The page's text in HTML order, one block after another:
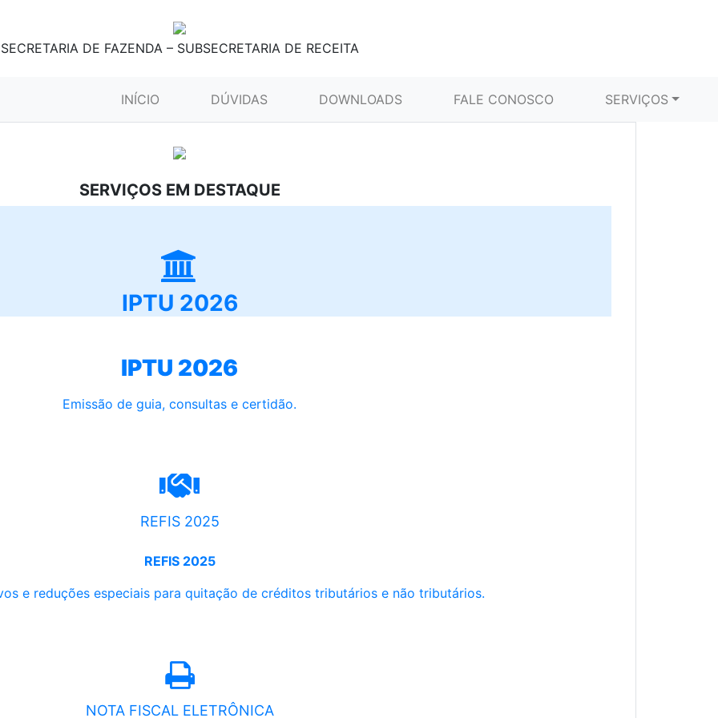
SECRETARIA DE FAZENDA – SUBSECRETARIA DE RECEITA
INÍCIO (CURRENT)DÚVIDAS DOWNLOADS FALE CONOSCO SERVIÇOS
SERVIÇOS EM DESTAQUE
IPTU 2026
IPTU 2026
Emissão de guia, consultas e certidão.
REFIS 2025
REFIS 2025
e reduções especiais para quitação de créditos tributários e não tributários.
NOTA FISCAL ELETRÔNICA